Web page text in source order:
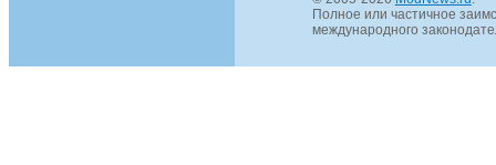
Полное или частичное
международного